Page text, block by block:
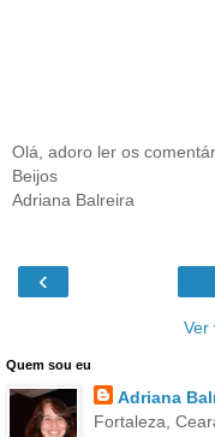
Olá, adoro ler os
Beijos
Adriana Balreira
‹
Ver
Quem sou eu
Adriana
Fortaleza,